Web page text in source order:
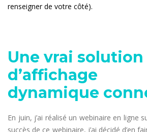
renseigner de votre côté).
Une vrai
d’affichage
dynamique
En juin, j’ai réalisé un webinaire en ligne
succès de ce webinaire, j’ai décidé d’en